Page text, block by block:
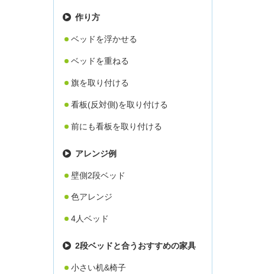
作り方
ベッドを浮かせる
ベッドを重ねる
旗を取り付ける
看板(反対側)を取り付ける
前にも看板を取り付ける
アレンジ例
壁側2段ベッド
色アレンジ
4人ベッド
2段ベッドと合うおすすめの家具
小さい机&椅子